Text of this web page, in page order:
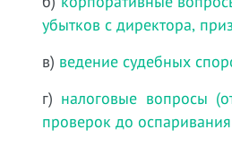
убытков с директора,
в) ведение судебных
г) налоговые вопросы
проверок до